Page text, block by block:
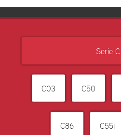
Serie C
C03 C50
C86 C55i